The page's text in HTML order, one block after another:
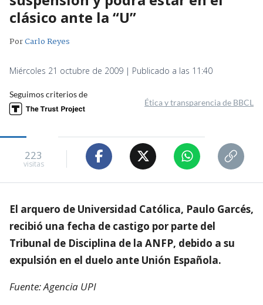
clásico ante la “U”
PorCarlo Reyes
Miércoles 21 octubre de 2009 | Publicado a las 11:40
Seguimos criterios de
Ética y transparencia de BBCL
223
visitas
El arquero de Universidad Católica, Paulo Garcés,
recibió una fecha de castigo por parte del
Tribunal de Disciplina de la ANFP, debido a su
expulsión en el duelo ante Unión Española.
Fuente: Agencia UPI